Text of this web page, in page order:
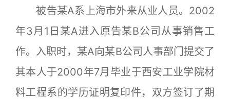
被告某A系上海市外来从业人员。2002
年3月1日某A进入原告某B公司从事销售工
作。入职时，某A向某B公司人事部门提交了
其本人于2000年7月毕业于西安工业学院材
料工程系的学历证明复印件，双方签订了期